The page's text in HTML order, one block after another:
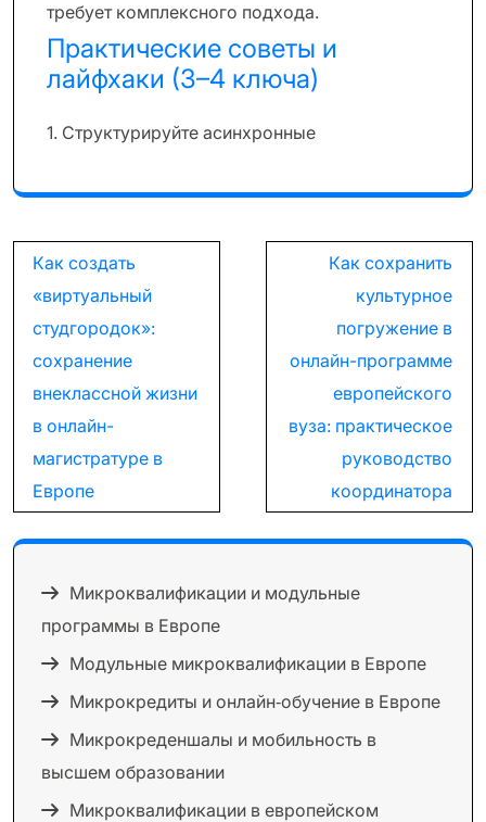
требует комплексного подхода.
Практические советы и
лайфхаки (3–4 ключа)
1. Структурируйте асинхронные
Навигация
по
записям
Как создать
«виртуальный
студгородок»:
сохранение
внеклассной жизни
в онлайн-
магистратуре в
Европе
Как сохранить
культурное
погружение в
онлайн-программе
европейского
вуза: практическое
руководство
координатора
Микроквалификации и модульные
программы в Европе
Модульные микроквалификации в Европе
Микрокредиты и онлайн‑обучение в Европе
Микрокреденшалы и мобильность в
высшем образовании
Микроквалификации в европейском